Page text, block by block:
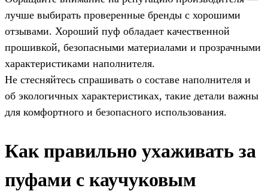
лучше выбирать проверенные бренды с хорошими
отзывами. Хороший пуф обладает качественной
прошивкой, безопасными материалами и прозрачными
характеристиками наполнителя.
Не стесняйтесь спрашивать о составе наполнителя и
об экологичных характеристиках, такие детали важны
для комфортного и безопасного использования.
Как правильно ухаживать за
пуфами с каучуковым